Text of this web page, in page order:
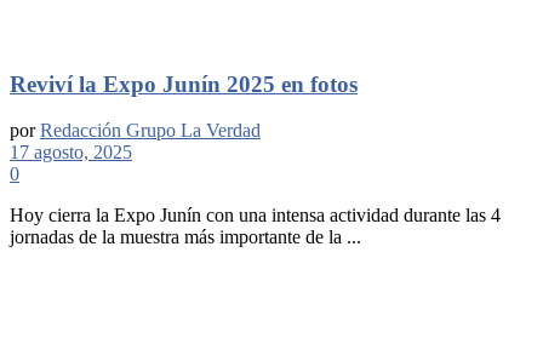
Reviví la Expo Junín 2025 en fotos
por Redacción Grupo La Verdad
17 agosto, 2025
0
Hoy cierra la Expo Junín con una intensa actividad durante las 4
jornadas de la muestra más importante de la ...